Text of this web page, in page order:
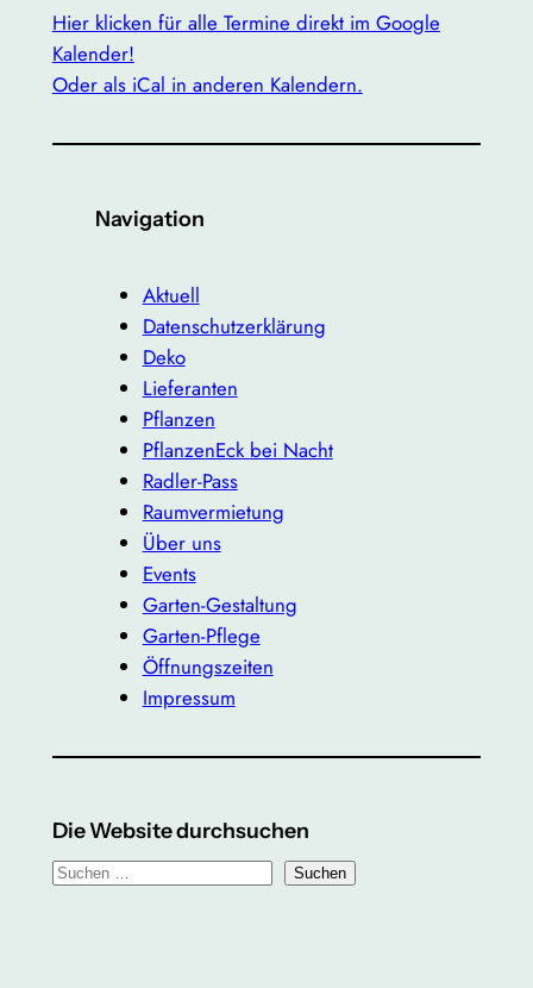
Hier klicken für alle Termine direkt im Google
Kalender!
Oder als iCal in anderen Kalendern.
Navigation
Aktuell
Datenschutzerklärung
Deko
Lieferanten
Pflanzen
PflanzenEck bei Nacht
Radler-Pass
Raumvermietung
Über uns
Events
Garten-Gestaltung
Garten-Pflege
Öffnungszeiten
Impressum
Die Website durchsuchen
S
Suchen